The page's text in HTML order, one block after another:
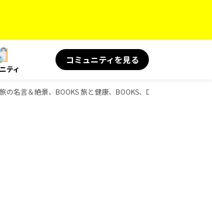
ティ
コミュニティを見る
名言＆絶景、BOOKS 旅と健康、BOOKS、D-Booksのガイドブ